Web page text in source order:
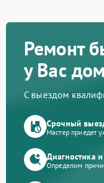
Ремонт
у Вас
С выездом
Срочный
Мастер приедет
Диагностика
Определим